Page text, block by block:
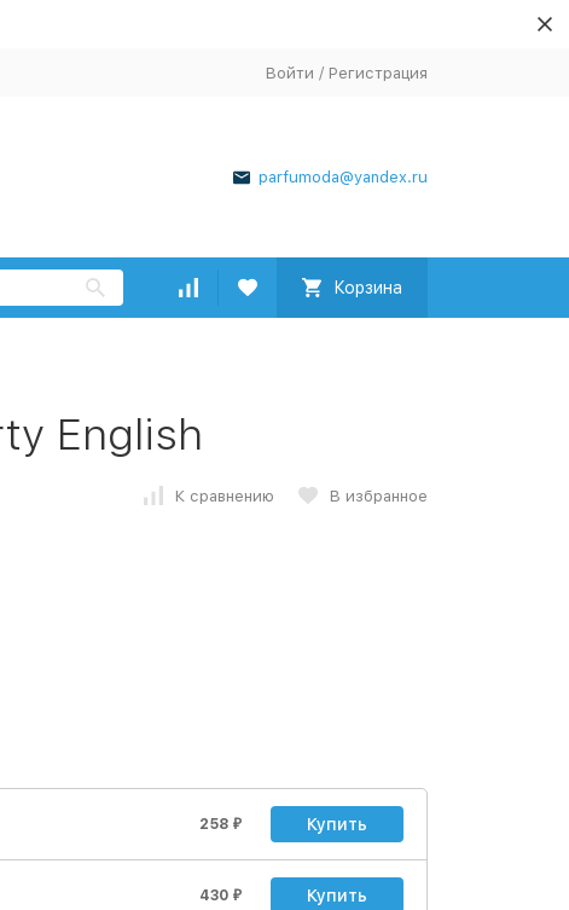
Войти / Регистрация
parfumoda@yandex.ru
Корзина
English
К сравнению В избранное
258 ₽ Купить
430 ₽ Купить